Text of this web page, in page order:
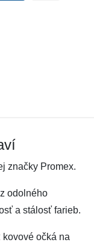
značky Promex.
odolného
a stálosť farieb.
očká na